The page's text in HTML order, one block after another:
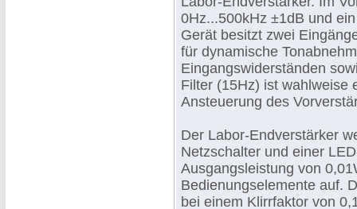
0Hz...500kHz ±1dB und
Gerät besitzt zwei
für dynamische
Eingangswiderständen
Filter (15Hz) ist wahlweise
Ansteuerung des
Der Labor-Endverstärker
Netzschalter und einer
Ausgangsleistung von
Bedienungselemente auf.
bei einem Klirrfaktor von